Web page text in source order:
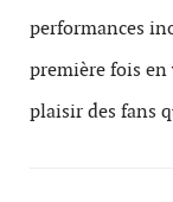
performances
première fois
plaisir des fans